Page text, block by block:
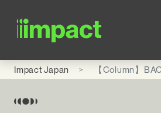
Impact Japan 【Column】BACKSTAGE：衝突は現状打